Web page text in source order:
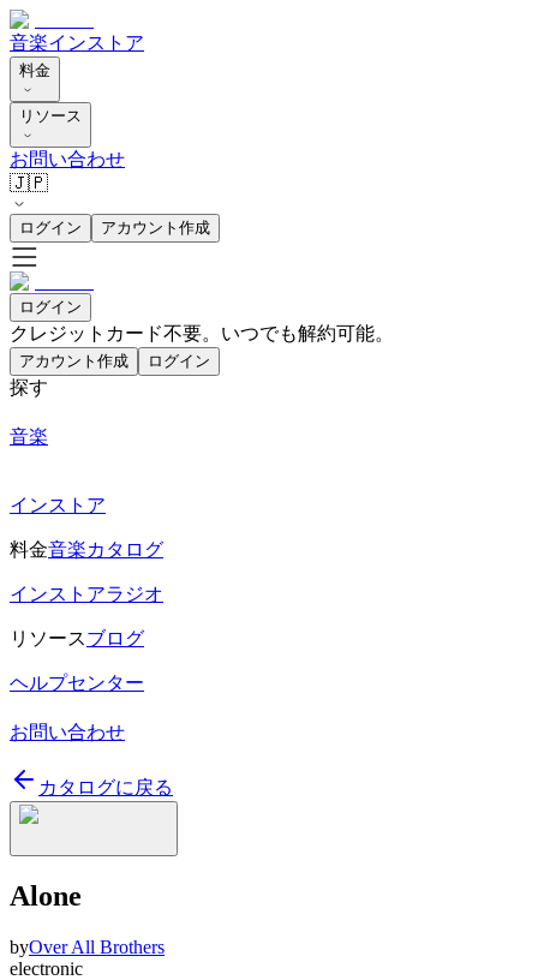
音楽インストア
料金
リソース
お問い合わせ
🇯🇵
ログイン アカウント作成
ログイン
クレジットカード不要。いつでも解約可能。
アカウント作成 ログイン
探す
音楽
インストア
料金音楽カタログ
インストアラジオ
リソースブログ
ヘルプセンター
お問い合わせ
カタログに戻る
Alone
byOver All Brothers
electronic